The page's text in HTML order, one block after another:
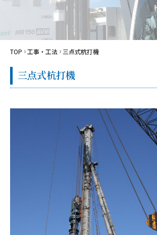
TOP 工事・工法 三点式杭打機
三点式杭打機